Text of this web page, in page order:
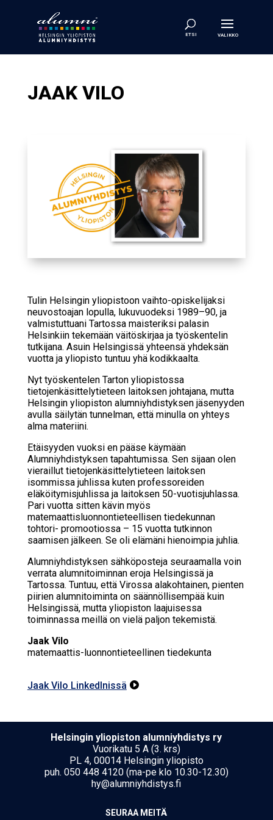
JAAK VILO
Tulin Helsingin yliopistoon vaihto-opiskelijaksi
neuvostoajan lopulla, lukuvuodeksi 1989–90, ja
valmistuttuani Tartossa maisteriksi palasin
Helsinkiin tekemään väitöskirjaa ja työskentelin
tutkijana. Asuin Helsingissä yhteensä yhdeksän
vuotta ja yliopisto tuntuu yhä kodikkaalta.
Nyt työskentelen Tarton yliopistossa
tietojenkäsittelytieteen laitoksen johtajana, mutta
Helsingin yliopiston alumniyhdistyksen jäsenyyden
avulla säilytän tunnelman, että minulla on yhteys
alma materiini.
Etäisyyden vuoksi en pääse käymään
Alumniyhdistyksen tapahtumissa. Sen sijaan olen
vieraillut tietojenkäsittelytieteen laitoksen
isommissa juhlissa kuten professoreiden
eläköitymisjuhlissa ja laitoksen 50-vuotisjuhlassa.
Pari vuotta sitten kävin myös
matemaattisluonnontieteellisen tiedekunnan
tohtori- promootiossa – 15 vuotta tutkinnon
saamisen jälkeen. Se oli elämäni hienoimpia juhlia.
Alumniyhdistyksen sähköposteja seuraamalla voin
verrata alumnitoiminnan eroja Helsingissä ja
Tartossa. Tuntuu, että Virossa alakohtainen, pienten
piirien alumnitoiminta on säännöllisempää kuin
Helsingissä, mutta yliopiston laajuisessa
toiminnassa meillä on vielä paljon tekemistä.
Jaak Vilo
matemaattis-luonnontieteellinen tiedekunta
Jaak Vilo LinkedInissä 
Hel­sin­gin yli­opis­ton alumniyhdistys ry
Vuorikatu 5 A (3. krs)
PL 4, 00014 Helsingin yliopisto
puh. 050 448 4120 (ma-pe klo 10.30-12.30)
hy@alumniyhdistys.fi
SEU­RAA MEI­TÄ